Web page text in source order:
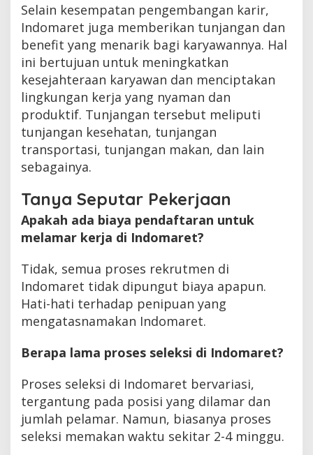
Selain kesempatan pengembangan karir,
Indomaret juga memberikan tunjangan dan
benefit yang menarik bagi karyawannya. Hal
ini bertujuan untuk meningkatkan
kesejahteraan karyawan dan menciptakan
lingkungan kerja yang nyaman dan
produktif. Tunjangan tersebut meliputi
tunjangan kesehatan, tunjangan
transportasi, tunjangan makan, dan lain
sebagainya.
Tanya Seputar Pekerjaan
Apakah ada biaya pendaftaran untuk
melamar kerja di Indomaret?
Tidak, semua proses rekrutmen di
Indomaret tidak dipungut biaya apapun.
Hati-hati terhadap penipuan yang
mengatasnamakan Indomaret.
Berapa lama proses seleksi di Indomaret?
Proses seleksi di Indomaret bervariasi,
tergantung pada posisi yang dilamar dan
jumlah pelamar. Namun, biasanya proses
seleksi memakan waktu sekitar 2-4 minggu.